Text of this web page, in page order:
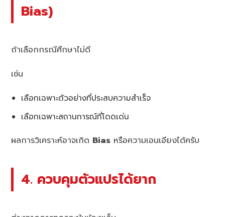
Bias)
ถ้าเลือกกรณีศึกษาไม่ดี
เช่น
เลือกเฉพาะตัวอย่างที่ประสบความสำเร็จ
เลือกเฉพาะสถานการณ์ที่โดดเด่น
ผลการวิเคราะห์อาจเกิด Bias หรือความเอนเอียงได้ครับ
4. ควบคุมตัวแปรได้ยาก